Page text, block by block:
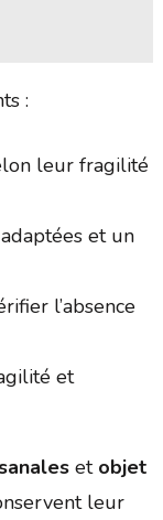
:
leur fragilité
et un
l’absence
et
et objet
leur